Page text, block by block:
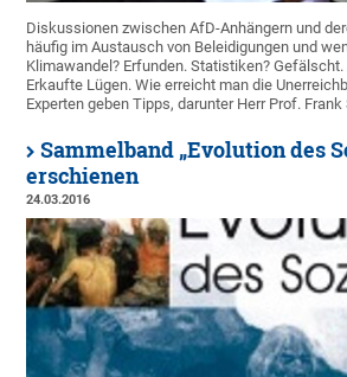
Diskussionen zwischen AfD-Anhängern und
häufig im Austausch von Beleidigungen und
Klimawandel? Erfunden. Statistiken?
Erkaufte Lügen. Wie erreicht man die
Experten geben Tipps, darunter Herr Prof. Frank
Sammelband „Evolution des
erschienen
24.03.2016